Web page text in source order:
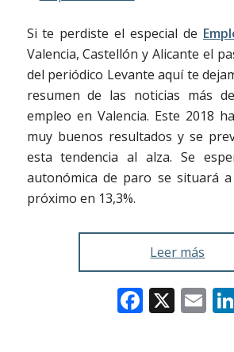
Si te perdiste el especial de
Valencia, Castellón y Alicante el
del periódico Levante aquí te
resumen de las noticias más
empleo en Valencia. Este 2018
muy buenos resultados y se
esta tendencia al alza. Se
autonómica de paro se situará
próximo en 13,3%.
Leer más
X